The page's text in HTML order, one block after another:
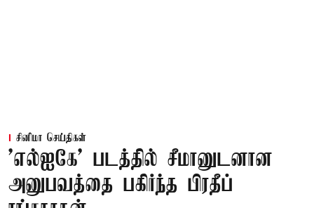
சினிமா செய்திகள்
'எல்ஐகே' படத்தில் சீமானுடனான
அனுபவத்தை பகிர்ந்த பிரதீப்